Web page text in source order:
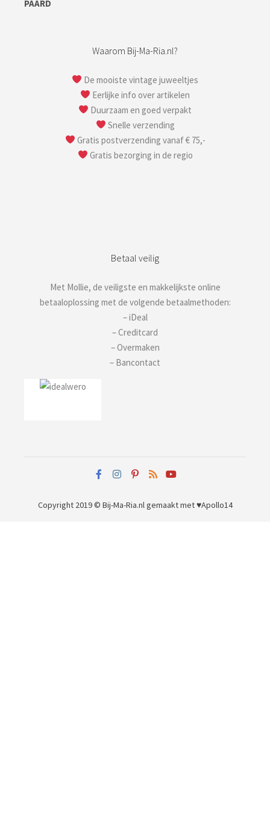
Waarom Bij-Ma-Ria.nl?
De mooiste vintage juweeltjes
Eerlijke info over artikelen
Duurzaam en goed verpakt
Snelle verzending
Gratis postverzending vanaf € 75,-
Gratis bezorging in de regio
Betaal veilig
Met Mollie, de veiligste en makkelijkste online
betaaloplossing met de volgende betaalmethoden:
– iDeal
– Creditcard
– Overmaken
– Bancontact
Copyright 2019 © Bij-Ma-Ria.nl gemaakt met ♥Apollo14